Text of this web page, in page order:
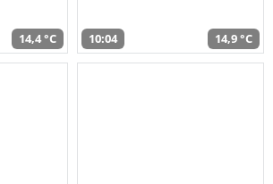
14,4 °C 10:04 14,9 °C